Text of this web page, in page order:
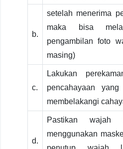
b.
setelah menerima
maka bisa
pengambilan foto
masing)
c.
Lakukan
pencahayaan
membelakangi
d.
Pastikan wajah
menggunakan